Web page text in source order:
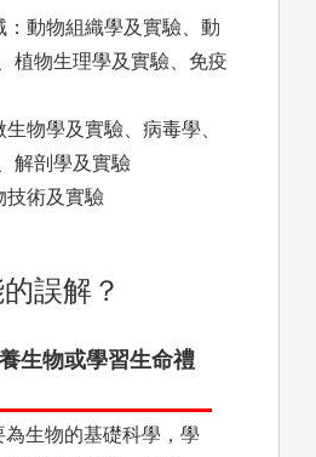
：動物組織學及實驗、動
植物生理學及實驗、免疫
物學及實驗、病毒學、
解剖學及實驗
技術及實驗
誤解？
生物或學習生命禮
生物的基礎科學，學